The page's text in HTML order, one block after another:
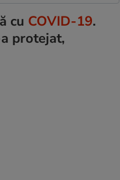
cu COVID-19.
protejat,